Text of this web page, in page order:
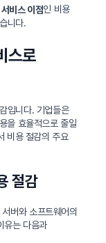
비스 이점인 비용
니다.
스로
입니다. 기업들은
을 효율적으로 줄일
비용 절감의 주요
절감
버와 소프트웨어의
유는 다음과